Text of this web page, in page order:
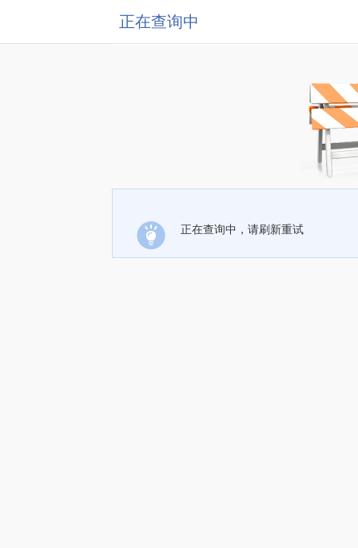
正在查询中
正在查询中，请刷新重试